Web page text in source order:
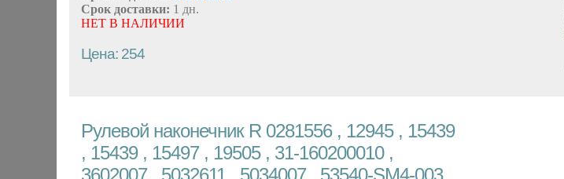
Срок доставки: 1 дн.
НЕТ В НАЛИЧИИ
Цена: 254
Рулевой наконечник R 0281556 , 12945 , 15439
, 15439 , 15497 , 19505 , 31-160200010 ,
3602007 , 5032611 , 5034007 , 53540-SM4-003 ,